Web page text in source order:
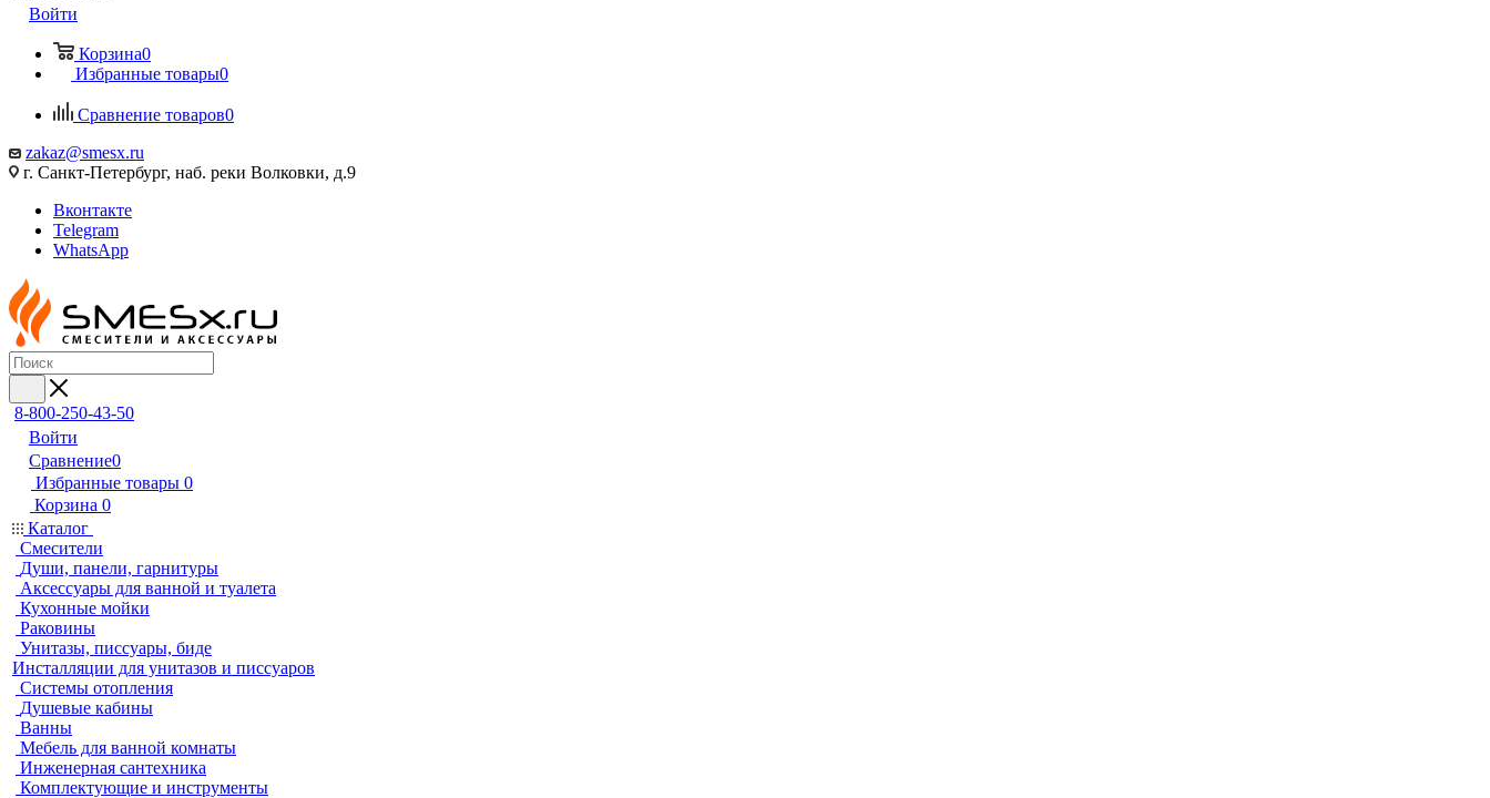
Войти
Корзина0
Избранные товары0
Сравнение товаров0
zakaz@smesx.ru
г. Санкт-Петербург, наб. реки Волковки, д.9
Вконтакте
Telegram
WhatsApp
8-800-250-43-50
Войти
Сравнение0
Избранные товары 0
Корзина 0
Каталог
Смесители
Души, панели, гарнитуры
Аксессуары для ванной и туалета
Кухонные мойки
Раковины
Унитазы, писсуары, биде
Инсталляции для унитазов и писсуаров
Системы отопления
Душевые кабины
Ванны
Мебель для ванной комнаты
Инженерная сантехника
Комплектующие и инструменты